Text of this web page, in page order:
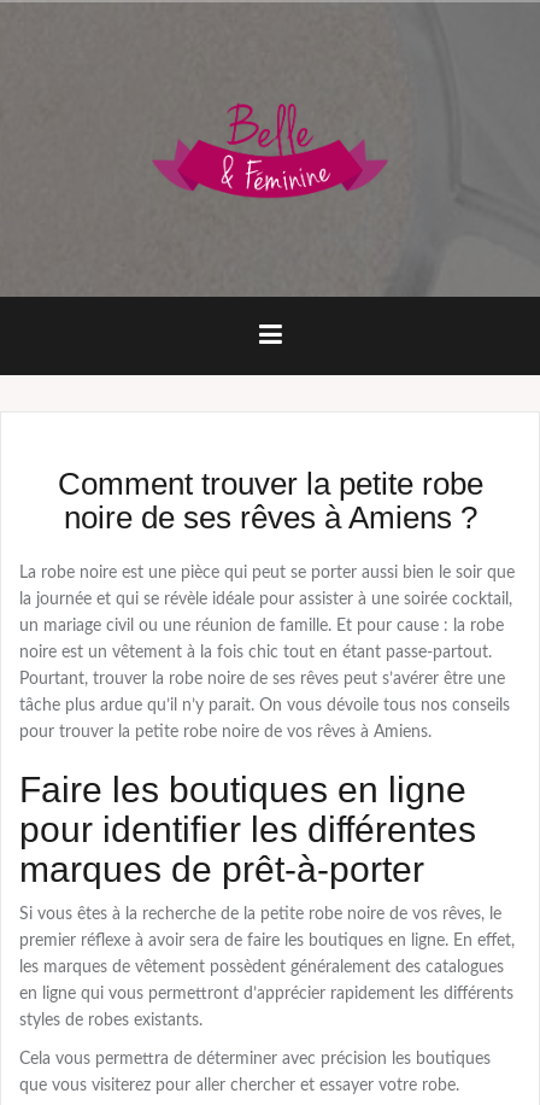
Comment trouver la petite robe
noire de ses rêves à Amiens ?
La robe noire est une pièce qui peut se porter aussi bien le soir que
la journée et qui se révèle idéale pour assister à une soirée cocktail,
un mariage civil ou une réunion de famille. Et pour cause : la robe
noire est un vêtement à la fois chic tout en étant passe-partout.
Pourtant, trouver la robe noire de ses rêves peut s’avérer être une
tâche plus ardue qu’il n’y parait. On vous dévoile tous nos conseils
pour trouver la petite robe noire de vos rêves à Amiens.
Faire les boutiques en ligne
pour identifier les différentes
marques de prêt-à-porter
Si vous êtes à la recherche de la petite robe noire de vos rêves, le
premier réflexe à avoir sera de faire les boutiques en ligne. En effet,
les marques de vêtement possèdent généralement des catalogues
en ligne qui vous permettront d’apprécier rapidement les différents
styles de robes existants.
Cela vous permettra de déterminer avec précision les boutiques
que vous visiterez pour aller chercher et essayer votre robe.